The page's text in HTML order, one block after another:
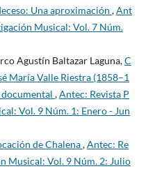
Una aproximación ,Ant
Musical: Vol. 7 Núm.
Agustín Baltazar Laguna,C
María Valle Riestra (1858–1
,Antec: Revista P
Vol. 9 Núm. 1: Enero - Jun
de Chalena,Antec: Re
Musical: Vol. 9 Núm. 2: Julio